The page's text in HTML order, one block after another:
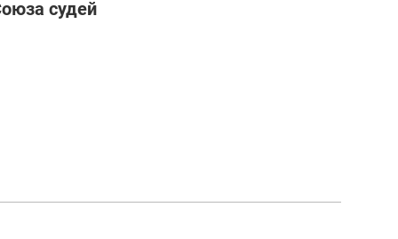
судей